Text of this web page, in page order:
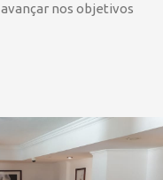
nos objetivos